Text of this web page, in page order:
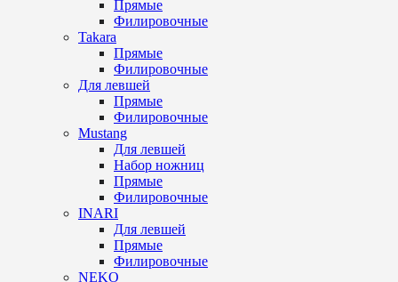
Прямые
Филировочные
Takara
Прямые
Филировочные
Для левшей
Прямые
Филировочные
Mustang
Для левшей
Набор ножниц
Прямые
Филировочные
INARI
Для левшей
Прямые
Филировочные
NEKO